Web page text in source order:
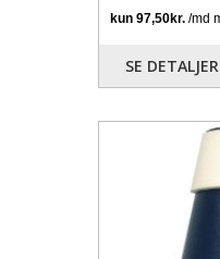
SE DETALJER